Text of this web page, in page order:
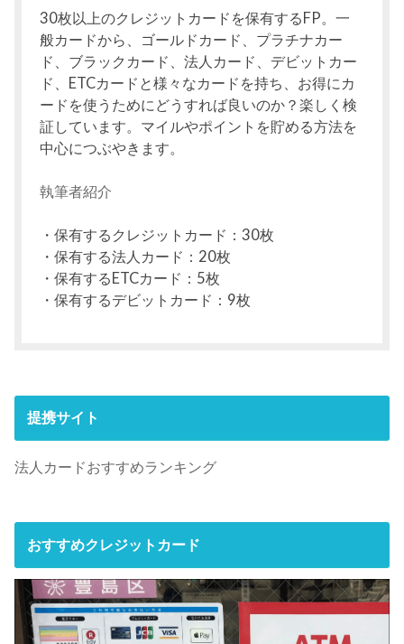
30枚以上のクレジットカードを保有するFP。一
般カードから、ゴールドカード、プラチナカー
ド、ブラックカード、法人カード、デビットカー
ド、ETCカードと様々なカードを持ち、お得にカ
ードを使うためにどうすれば良いのか？楽しく検
証しています。マイルやポイントを貯める方法を
中心につぶやきます。
執筆者紹介
・保有するクレジットカード：30枚
・保有する法人カード：20枚
・保有するETCカード：5枚
・保有するデビットカード：9枚
提携サイト
法人カードおすすめランキング
おすすめクレジットカード